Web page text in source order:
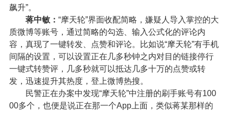
飙升”。
蒋中敏： “摩天轮”界面收配简略，嫌疑人导入掌控的大
质微博等账号，通过简略的勾选、输入公式化的评论内
容，真现了一键转发、点赞和评论。比如说“摩天轮”有手机
间隔的设置，可以设置正在几多秒钟之内对目的链接停行
一键式转赞评，几多秒就可以抵达几多十万的点赞或转
发，迅速提升其热度，登上微博热搜。
民警正在办案中发现“摩天轮”中注册的刷手账号有100
00多个，也便是说正在那一个App上面，类似蒋某那样的